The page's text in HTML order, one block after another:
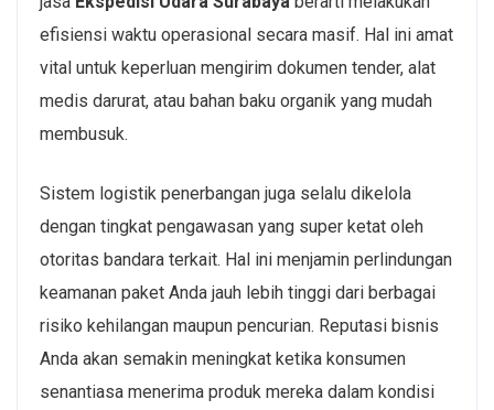
efisiensi waktu operasional secara masif. Hal ini amat
vital untuk keperluan mengirim dokumen tender, alat
medis darurat, atau bahan baku organik yang mudah
membusuk.
Sistem logistik penerbangan juga selalu dikelola
dengan tingkat pengawasan yang super ketat oleh
otoritas bandara terkait. Hal ini menjamin perlindungan
keamanan paket Anda jauh lebih tinggi dari berbagai
risiko kehilangan maupun pencurian. Reputasi bisnis
Anda akan semakin meningkat ketika konsumen
senantiasa menerima produk mereka dalam kondisi